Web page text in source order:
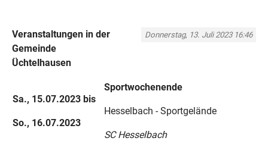
Donnerstag, 13. Juli 2023 16:46
Veranstaltungen in der
Gemeinde
Üchtelhausen
Sa., 15.07.2023 bis
So., 16.07.2023
Sportwochenende
Hesselbach - Sportgelände
SC Hesselbach